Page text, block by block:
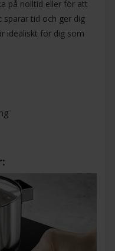
på nolltid eller för att
sparar tid och ger dig
idealiskt för dig som